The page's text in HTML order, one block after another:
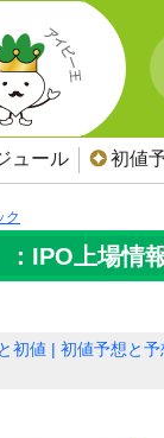
ュール 初値
ク
：IPO上場情
初値 初値予想と予